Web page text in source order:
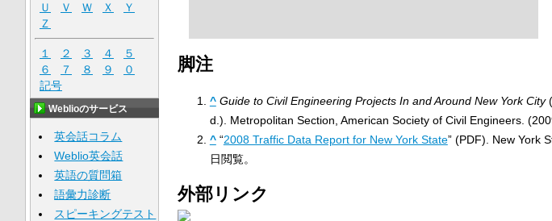
脚注
^ Guide to Civil Engineering Projects In and Around New York City
d.). Metropolitan Section, American Society of Civil Engineers.
^ “2008 Traffic Data Report for New York State” (PDF). New York
日閲覧。
外部リンク
Ｕ
Ｖ Ｗ Ｘ
Ｙ
Ｚ
１ ２ ３ ４
５
６
７ ８ ９
０
記号
Weblioのサービス
英会話コラム
Weblio英会話
英語の質問箱
語彙力診断
スピーキングテスト